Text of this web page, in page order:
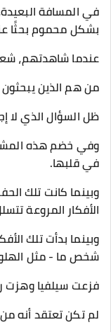
في المسافة
بشكل محموم بحثًا
عندما شاهدتهم،
من هم الذين
ظل السؤال الذي لا
وفي خضم هذه
في قلبها.
وبينما كانت تلك
الأفكار المروعة
وبينما بدأت تلك
شخص ما - مثل
فزعت سيلفيا وهزت
لم تكن تعتقد أنه